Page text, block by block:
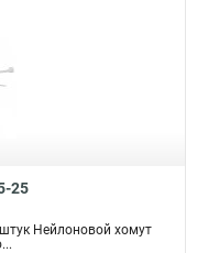
25
Нейлоновой хомут